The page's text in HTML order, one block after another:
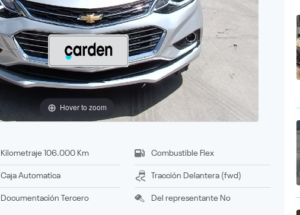
Hover to zoom
Kilometraje 106.000 Km
Caja Automatica
Documentación tercero
Combustible Flex
Tracción delantera (fwd)
Del representante No